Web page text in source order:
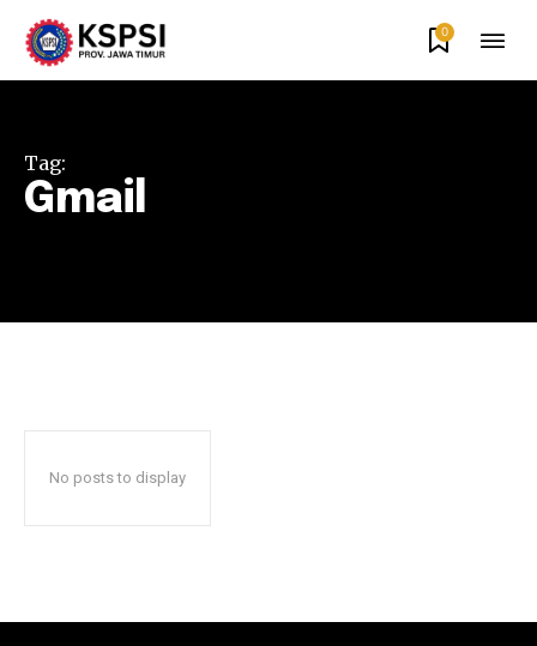
0
Tag:
Gmail
No posts to display